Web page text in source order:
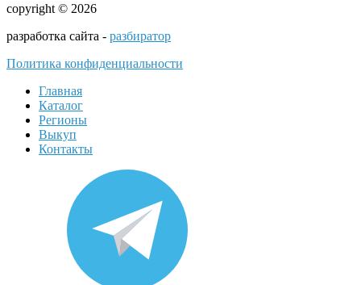
copyright © 2026
разработка сайта - разбиратор
Политика конфиденциальности
Главная
Каталог
Регионы
Выкуп
Контакты